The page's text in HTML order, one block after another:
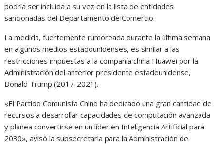
podría ser incluida a su vez en la lista de entidades
sancionadas del Departamento de Comercio.
La medida, fuertemente rumoreada durante la última semana
en algunos medios estadounidenses, es similar a las
restricciones impuestas a la compañía china Huawei por la
Administración del anterior presidente estadounidense,
Donald Trump (2017-2021).
«El Partido Comunista Chino ha dedicado una gran cantidad de
recursos a desarrollar capacidades de computación avanzada
y planea convertirse en un líder en Inteligencia Artificial para
2030», avisó la subsecretaria para la Administración de